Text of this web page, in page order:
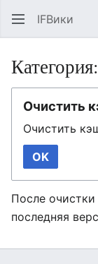
IFВики
Очистить
Очистить
OK
После
последняя